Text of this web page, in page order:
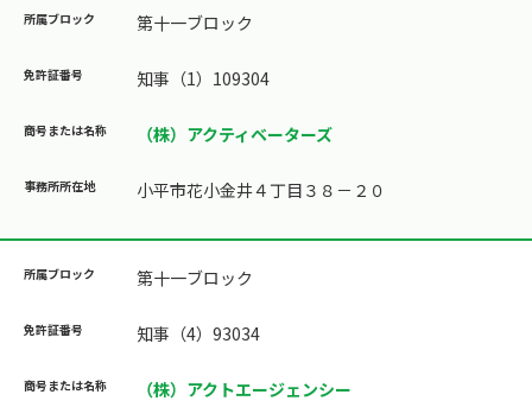
第十一ブロック
知事（1）109304
（株）アクティベーターズ
小平市花小金井４丁目３８－２０
第十一ブロック
知事（4）93034
（株）アクトエージェンシー